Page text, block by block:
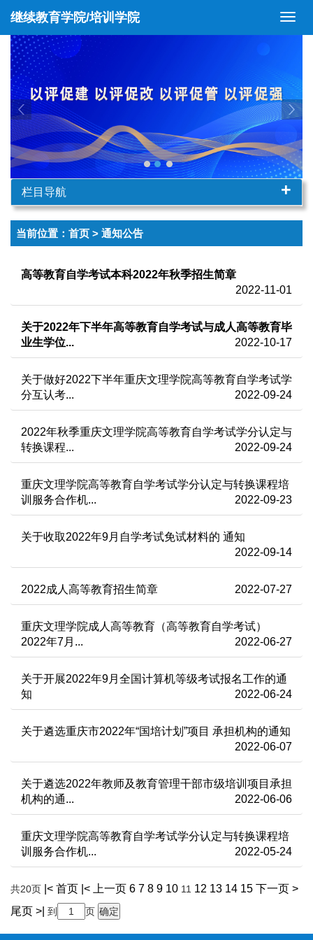
切
继续教育学院/培训学院
栏目导航 +
当前位置： 首页 > 通知公告
高等教育自学考试本科2022年秋季招生简章
2022-11-01
关于2022年下半年高等教育自学考试与成人高等教育毕
业生学位...
2022-10-17
关于做好2022下半年重庆文理学院高等教育自学考试学
分互认考...
2022-09-24
2022年秋季重庆文理学院高等教育自学考试学分认定与
转换课程...
2022-09-24
重庆文理学院高等教育自学考试学分认定与转换课程培
训服务合作机...
2022-09-23
关于收取2022年9月自学考试免试材料的 通知
2022-09-14
2022成人高等教育招生简章 2022-07-27
重庆文理学院成人高等教育（高等教育自学考试）
2022年7月...
2022-06-27
关于开展2022年9月全国计算机等级考试报名工作的通
知
2022-06-24
关于遴选重庆市2022年“国培计划”项目 承担机构的通知
2022-06-07
关于遴选2022年教师及教育管理干部市级培训项目承担
机构的通...
2022-06-06
重庆文理学院高等教育自学考试学分认定与转换课程培
训服务合作机...
2022-05-24
共20页 |< 首页 |< 上一页 6 7 8 9 10 11 12 13 14 15 下一页 >
尾页 >| 到 页 确定